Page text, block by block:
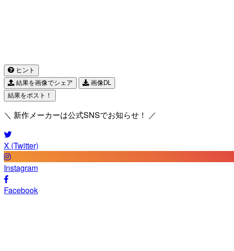
ヒント
結果を画像でシェア
画像DL
結果をポスト！
＼ 新作メーカーは公式SNSでお知らせ！ ／
X (Twitter)
Instagram
Facebook